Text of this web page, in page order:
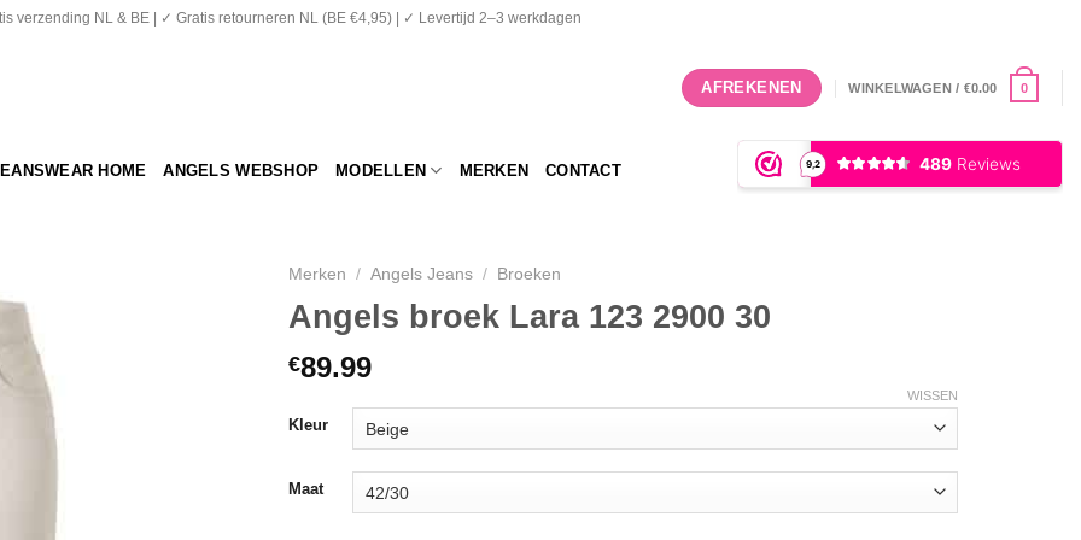
verzending NL & BE | ✓ Gratis retourneren NL (BE €4,95) | ✓ Levertijd 2–3 werkdagen
AFREKENEN WINKELWAGEN / €0.00 0
HOME ANGELS WEBSHOP MODELLEN MERKEN CONTACT
Merken / Angels Jeans / Broeken
Angels broek Lara 123 2900 30
€89.99
Kleur
Maat
WISSEN